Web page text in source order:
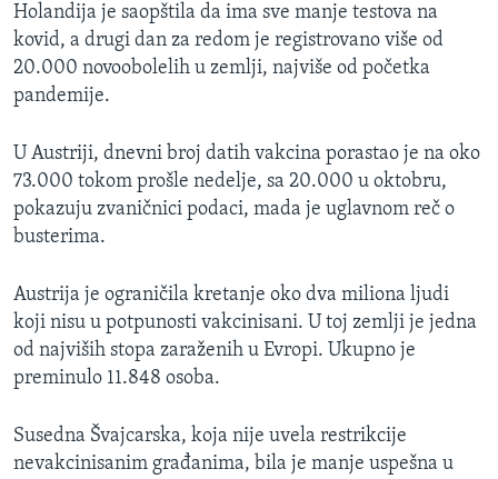
Holandija je saopštila da ima sve manje testova na
kovid, a drugi dan za redom je registrovano više od
20.000 novoobolelih u zemlji, najviše od početka
pandemije.
U Austriji, dnevni broj datih vakcina porastao je na oko
73.000 tokom prošle nedelje, sa 20.000 u oktobru,
pokazuju zvaničnici podaci, mada je uglavnom reč o
busterima.
Austrija je ograničila kretanje oko dva miliona ljudi
koji nisu u potpunosti vakcinisani. U toj zemlji je jedna
od najviših stopa zaraženih u Evropi. Ukupno je
preminulo 11.848 osoba.
Susedna Švajcarska, koja nije uvela restrikcije
nevakcinisanim građanima, bila je manje uspešna u